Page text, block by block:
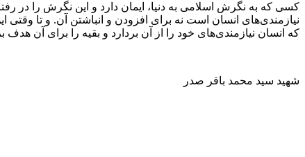
کسى که به نگرش اسلامى به دنیا، ایمان دارد و این نگرش را در
نیازمندى‌هاى انسان است نه براى افزودن و انباشتن آن. و تا
که انسان نیازمندى‌هاى خود را از آن بردارد و بقیه را براى آن هدف
شهید سید محمد باقر صدر